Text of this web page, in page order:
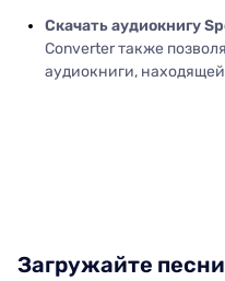
Скачать аудиокнигу
Converter также
аудиокниги,
Загружайте